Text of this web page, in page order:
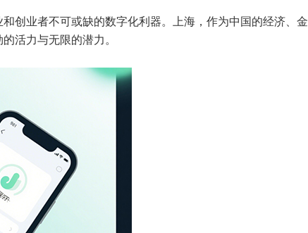
创业者不可或缺的数字化利器。上海，作为中国的经济、金
活力与无限的潜力。